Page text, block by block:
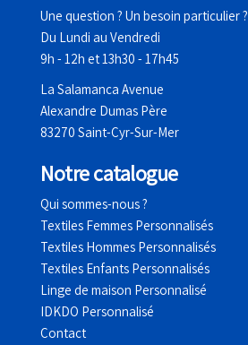
Une question ? Un besoin particulier ?
Du Lundi au Vendredi
9h - 12h et 13h30 - 17h45
La Salamanca Avenue
Alexandre Dumas Père
83270 Saint-Cyr-Sur-Mer
Notre catalogue
Qui sommes-nous ?
Textiles Femmes Personnalisés
Textiles Hommes Personnalisés
Textiles Enfants Personnalisés
Linge de maison Personnalisé
IDKDO Personnalisé
Contact